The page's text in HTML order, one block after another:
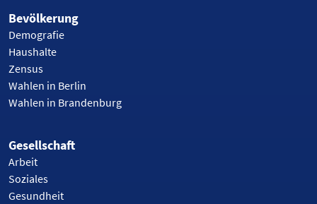
Bevölkerung
Demografie
Haushalte
Zensus
Wahlen in Berlin
Wahlen in Brandenburg
Gesellschaft
Arbeit
Soziales
Gesundheit